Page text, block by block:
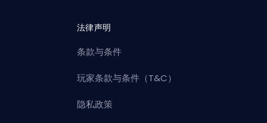
法律声明
条款与条件
玩家条款与条件（T&C）
隐私政策